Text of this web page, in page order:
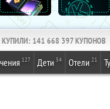
КУПИЛИ: 141 668 397КУПОНОВ
127 Дети 54 Отели 21